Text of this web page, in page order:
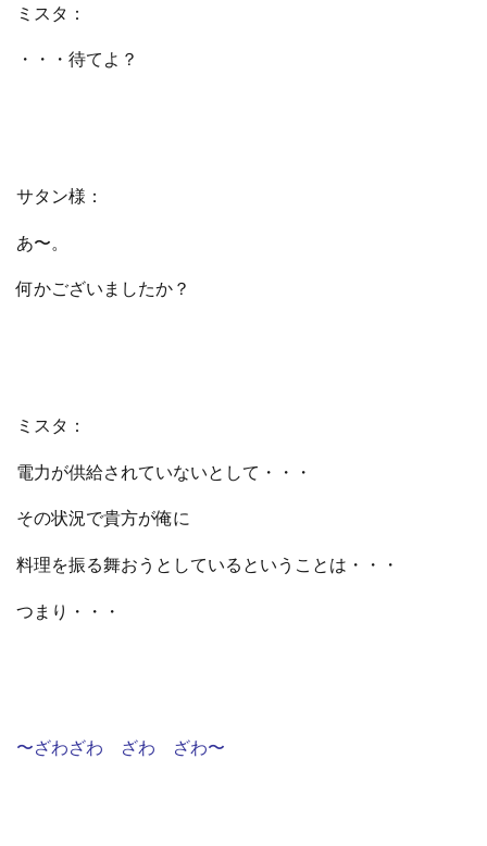
ミスタ：
・・・待てよ？
サタン様：
あ〜。
何かございましたか？
ミスタ：
電力が供給されていないとして・・・
その状況で貴方が俺に
料理を振る舞おうとしているということは・・・
つまり・・・
〜ざわざわ ざわ ざわ〜